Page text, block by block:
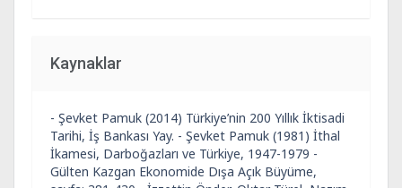
Kaynaklar
- Şevket Pamuk (2014) Türkiye’nin 200 Yıllık İktisadi
Tarihi, İş Bankası Yay. - Şevket Pamuk (1981) İthal
İkamesi, Darboğazları ve Türkiye, 1947-1979 -
Gülten Kazgan Ekonomide Dışa Açık Büyüme,